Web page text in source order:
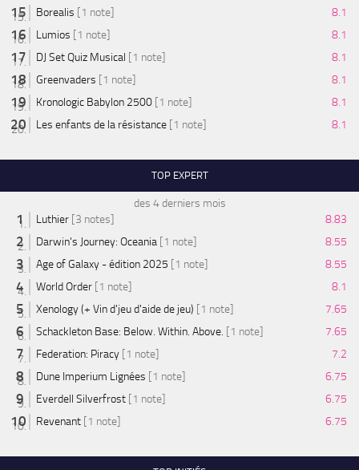
Borealis [1 note]
8.1
Lumios [1 note]
8.1
DJ Set Quiz Musical [1 note]
8.1
Greenvaders [1 note]
8.1
Kronologic Babylon 2500 [1 note]
8.1
Les enfants de la résistance [1 note] 8.1
TOP EXPERT
des 4 derniers mois
Luthier [3 notes]
8.83
Darwin's Journey: Oceania [1 note]
8.55
Age of Galaxy - édition 2025 [1 note]
8.55
World Order [1 note]
8.1
Xenology (+ Vin d'jeu d'aide de jeu) [1 note]
7.65
Schackleton Base: Below. Within. Above. [1 note]
7.65
Federation: Piracy [1 note]
7.2
Dune Imperium Lignées [1 note]
6.75
Everdell Silverfrost [1 note]
6.75
Revenant [1 note] 6.75